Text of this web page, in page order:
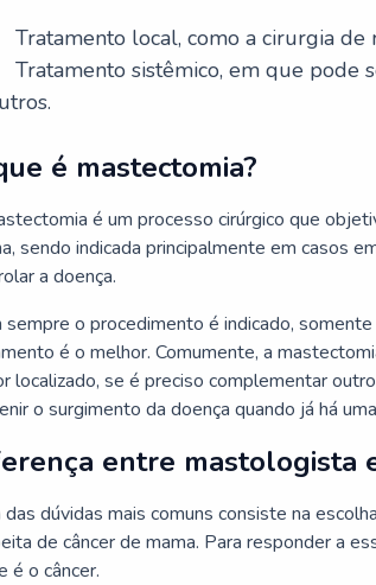
Tratamento local, como a cirurgia
Tratamento sistêmico, em que pode
é mastectomia?
é um processo cirúrgico que
sendo indicada principalmente em casos
a doença.
sempre o procedimento é indicado,
é o melhor. Comumente, a
localizado, se é preciso complementar
o surgimento da doença quando já há
entre mastologista
das dúvidas mais comuns consiste na
de câncer de mama. Para responder a
é o câncer.